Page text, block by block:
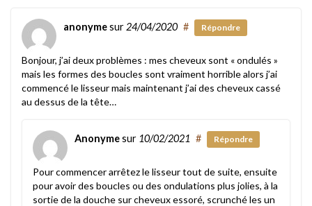
anonymesur 24/04/2020 # Répondre
Bonjour, j’ai deux problèmes : mes cheveux sont « ondulés »
mais les formes des boucles sont vraiment horrible alors j’ai
commencé le lisseur mais maintenant j’ai des cheveux cassé
au dessus de la tête…
Anonymesur 10/02/2021 # Répondre
Pour commencer arrêtez le lisseur tout de suite, ensuite
pour avoir des boucles ou des ondulations plus jolies, à la
sortie de la douche sur cheveux essoré, scrunché les un